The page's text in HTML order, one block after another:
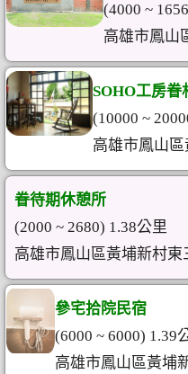
(4000 ~
高雄市鳳山
SOHO工房眷
(10000 ~
高雄市鳳山
眷待期休憩所
(2000 ~ 2680) 1.38公里
高雄市鳳山區黃埔新村東
參宅拾院民宿
(6000 ~ 6000) 1.39
高雄市鳳山區黃埔